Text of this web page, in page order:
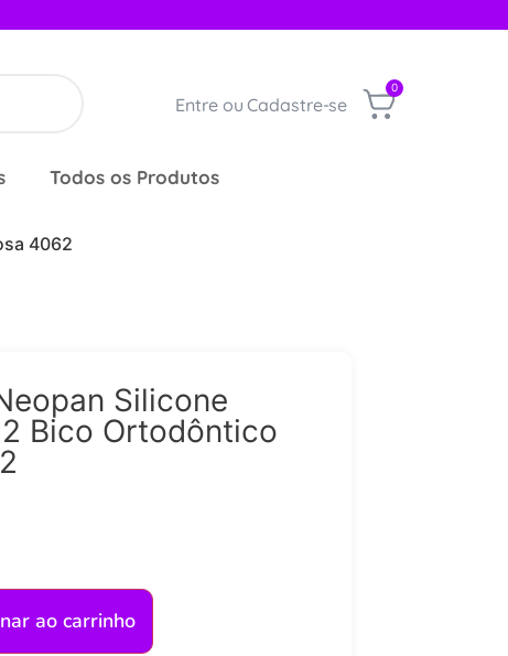
Entre ou Cadastre-se
0
Todos os Produtos
4062
Silicone
Bico Ortodôntico
ao carrinho